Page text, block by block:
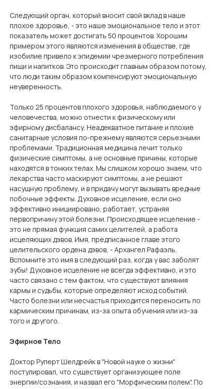
Следующий орган, который вносит свой вклад в наше
плохое здоровье, - это наше эмоциональное тело и этот
показатель может достигать 50 процентов. Хорошим
примером этого являются изменения в обществе, где
изобилие привело к эпидемии чрезмерного потребления
пищи и напитков. Это происходит главным образом потому,
что люди таким образом компенсируют эмоциональную
неуверенность.
Только 25 процентов плохого здоровья, наблюдаемого у
человечества, можно отнести к физическому или
эфирному дисбалансу. Неадекватное питание и плохие
санитарные условия по-прежнему являются серьезными
проблемами. Традиционная медицина лечит только
физические симптомы, а не основные причины, которые
находятся в тонких телах. Мы слишком хорошо знаем, что
лекарства часто маскируют симптомы, а не решают
насущную проблему, и в придачу могут вызывать вредные
побочные эффекты. Духовное исцеление, если оно
эффективно инициировано, работает, устраняя
первопричину этой болезни. Происходящее исцеление -
это не прямая функция самих целителей, а работа
исцеляющих дэвов. Имя, предписанное главе этого
целительского ордена дэвов, - Архангел Рафаэль.
Вспомните это имя в следующий раз, когда у вас заболят
зубы! Духовное исцеление не всегда эффективно, и это
часто связано с тем фактом, что существуют влияния
кармы и судьбы, которые определяют исход событий.
Часто болезни или несчастья приходится переносить по
кармическим причинам, из-за опыта обучения или из-за
того и другого.
Эфирное Тело
Доктор Руперт Шелдрейк в "Новой науке о жизни"
постулировал, что существует организующее поле
энергии/сознания, и назвал его "Морфическим полем". По